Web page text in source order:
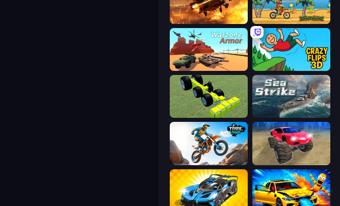
Heli Military Base Moto X3M
Warzone Armor Crazy Flips 3D
Genius Mechanic Sea Strike
Trial Mania